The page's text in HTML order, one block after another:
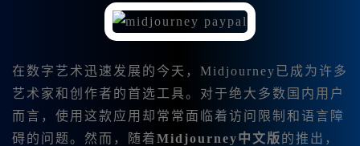
在数字艺术迅速发展的今天，Midjourney已成为许多
艺术家和创作者的首选工具。对于绝大多数国内用户
而言，使用这款应用却常常面临着访问限制和语言障
碍的问题。然而，随着Midjourney中文版的推出，